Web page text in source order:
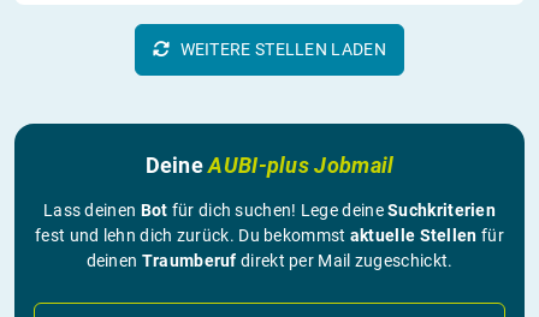
WEITERE STELLEN LADEN
DeineAUBI-plus Jobmail
Lass deinen Bot für dich suchen! Lege deineSuchkriterien
fest und lehn dich zurück. Du bekommst aktuelle Stellen für
deinen Traumberuf direkt per Mail zugeschickt.